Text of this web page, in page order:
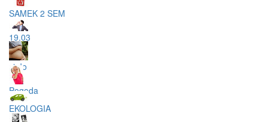
SAMEK 2 SEM
19.03
ciało
Pogoda
EKOLOGIA